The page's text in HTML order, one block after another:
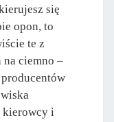
się
opon, to
te z
ciemno –
kierowcy i